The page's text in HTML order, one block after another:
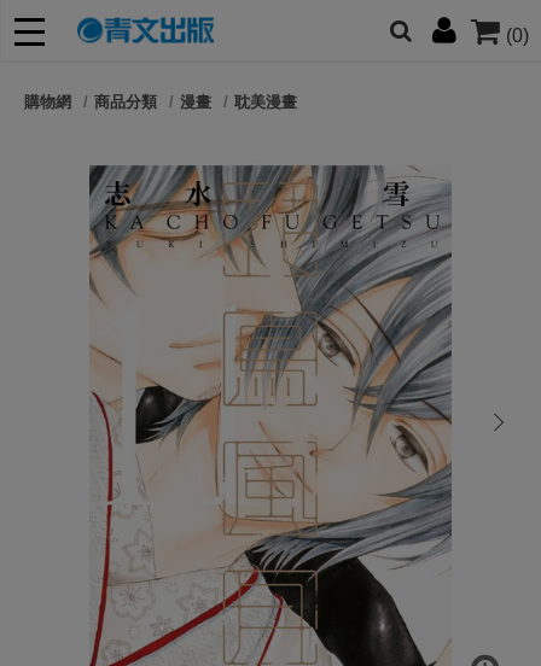
(0)
朋友們，提高警覺！
購物網 商品分類 漫畫 耽美漫畫
next